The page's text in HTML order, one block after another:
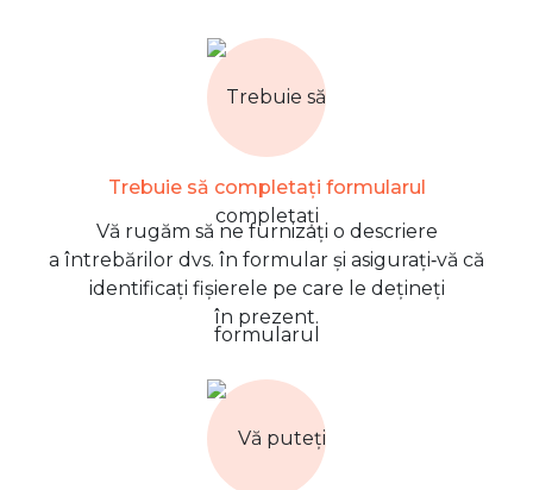
Trebuie să completați formularul
Vă rugăm să ne furnizați o descriere
a întrebărilor dvs. în formular și asigurați‑vă că
identificați fișierele pe care le dețineți
în prezent.